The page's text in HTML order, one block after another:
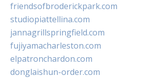
friendsofbroderickpark.com
studiopiattellina.com
jannagrillspringfield.com
fujiyamacharleston.com
elpatronchardon.com
donglaishun-order.com